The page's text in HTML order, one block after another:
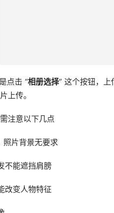
点击 “相册选择” 这个按钮，
上传。
注意以下几点
照片背景无要求
不能遮挡肩膀
改变人物特征